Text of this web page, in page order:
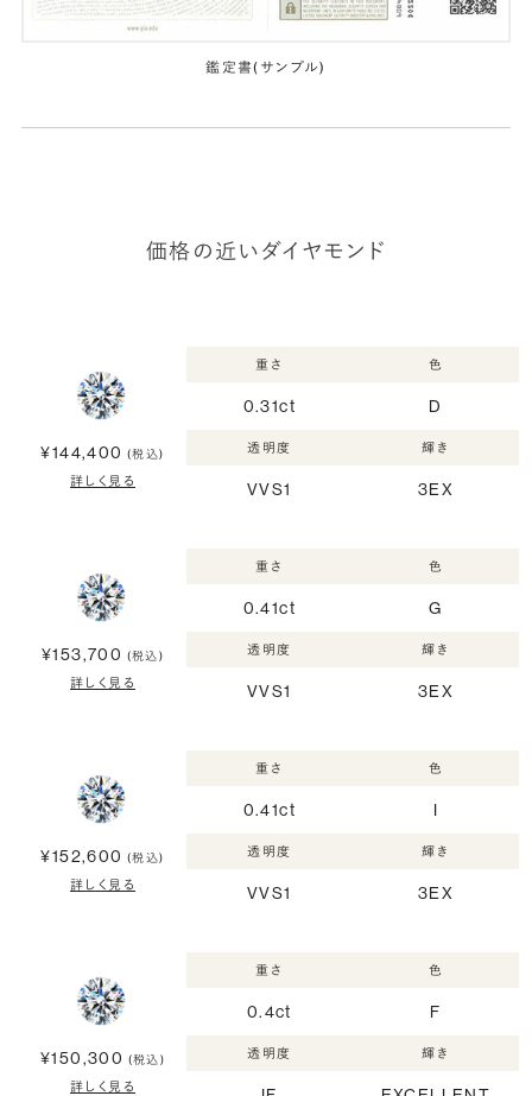
鑑定書(サンプル)
価格の近いダイヤモンド
¥144,400 (税込)
詳しく見る
重さ
0.31ct
色
D
透明度
VVS1
輝き
3EX
¥153,700 (税込)
詳しく見る
重さ
0.41ct
色
G
透明度
VVS1
輝き
3EX
¥152,600 (税込)
詳しく見る
重さ
0.41ct
色
I
透明度
VVS1
輝き
3EX
¥150,300 (税込)
詳しく見る
重さ
0.4ct
色
F
透明度 輝き